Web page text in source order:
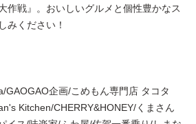
作戦』。おいしいグルメと個性豊かなス
みください！
GAOGAO企画/こめもん専門店 タコタ
Kitchen/CHERRY&HONEY/くまさん